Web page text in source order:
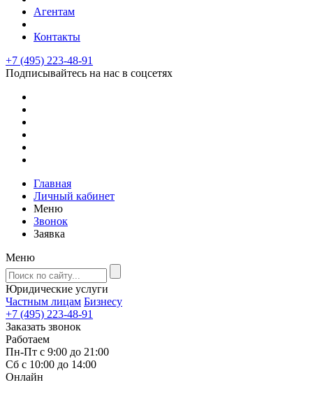
Агентам
Контакты
+7 (495) 223-48-91
Подписывайтесь на нас в соцсетях
Главная
Личный кабинет
Меню
Звонок
Заявка
Меню
Юридические услуги
Частным лицам Бизнесу
+7 (495) 223-48-91
Заказать звонок
Работаем
Пн-Пт с 9:00 до 21:00
Сб с 10:00 до 14:00
Онлайн